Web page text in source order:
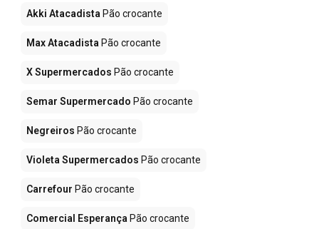
Akki Atacadista Pão crocante
Max Atacadista Pão crocante
X Supermercados Pão crocante
Semar Supermercado Pão crocante
Negreiros Pão crocante
Violeta Supermercados Pão crocante
Carrefour Pão crocante
Comercial Esperança Pão crocante